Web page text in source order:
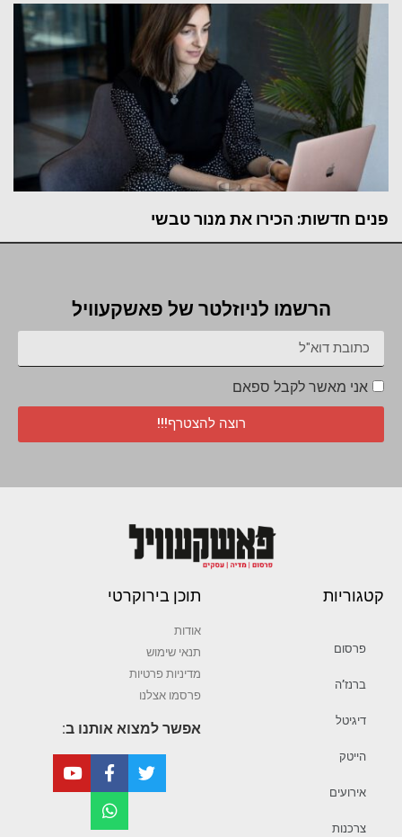
פנים חדשות: הכירו את מנור טבשי
הרשמו לניוזלטר של פאשקעוויל
אני מאשר לקבל ספאם
רוצה להצטרף!!!
קטגוריות
פרסום
ברנז’ה
דיגיטל
הייטק
אירועים
צרכנות
תוכן בירוקרטי
אודות
תנאי שימוש
מדיניות פרטיות
פרסמו אצלנו
אפשר למצוא אותנו ב: